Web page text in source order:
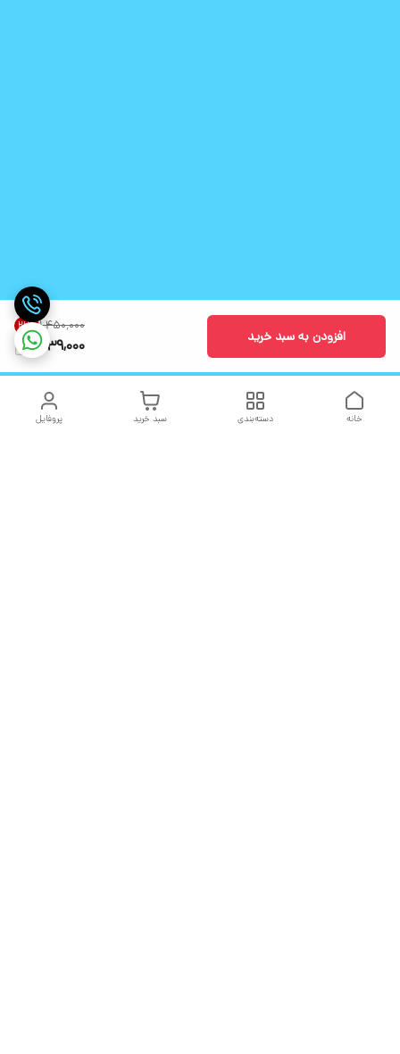
۱٬۴۵۰٬۰۰۰ 21%
1,139,000 افزودن به سبد خرید
پروفایل سبد خرید دسته‌بندی خانه